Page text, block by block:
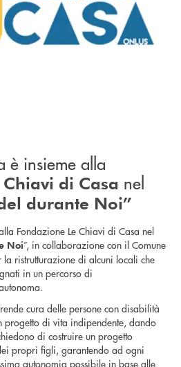
è insieme alla
di Casa nel
durante Noi”
Fondazione Le Chiavi di Casa nel
Noi”, in collaborazione con il Comune
ristrutturazione di alcuni locali che
in un percorso di
cura delle persone con disabilità
progetto di vita indipendente, dando
di costruire un progetto
propri figli, garantendo ad ogni
autonomia possibile in base alle